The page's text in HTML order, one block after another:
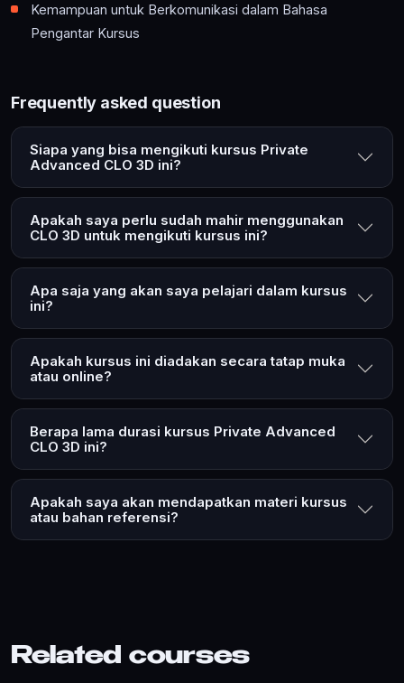
Kemampuan untuk Berkomunikasi dalam Bahasa
Pengantar Kursus
Frequently asked question
Siapa yang bisa mengikuti kursus Private
Advanced CLO 3D ini?
Apakah saya perlu sudah mahir menggunakan
CLO 3D untuk mengikuti kursus ini?
Apa saja yang akan saya pelajari dalam kursus
ini?
Apakah kursus ini diadakan secara tatap muka
atau online?
Berapa lama durasi kursus Private Advanced
CLO 3D ini?
Apakah saya akan mendapatkan materi kursus
atau bahan referensi?
Related courses